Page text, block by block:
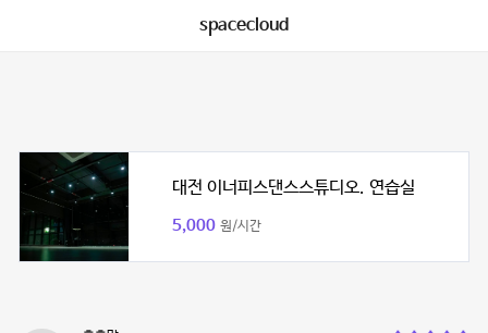
spacecloud
대전 이너피스댄스스튜디오. 연습실
5,000 원/시간